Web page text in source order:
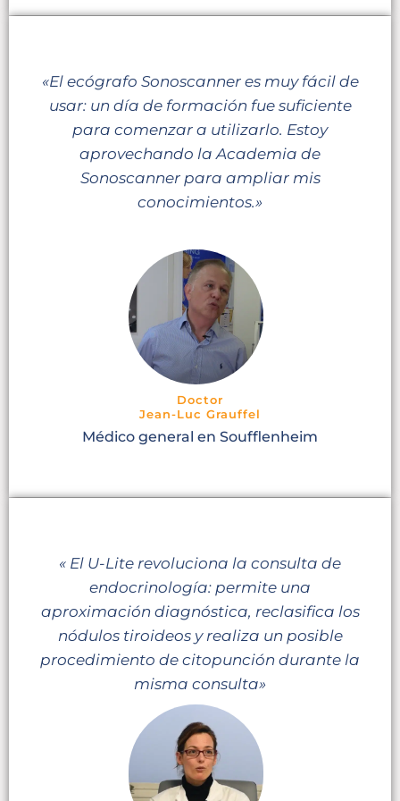
«El ecógrafo Sonoscanner es muy fácil de
usar: un día de formación fue suficiente
para comenzar a utilizarlo. Estoy
aprovechando la Academia de
Sonoscanner para ampliar mis
conocimientos.»
Doctor
Jean-Luc Grauffel
Médico general en Soufflenheim
« El U-Lite revoluciona la consulta de
endocrinología: permite una
aproximación diagnóstica, reclasifica los
nódulos tiroideos y realiza un posible
procedimiento de citopunción durante la
misma consulta»